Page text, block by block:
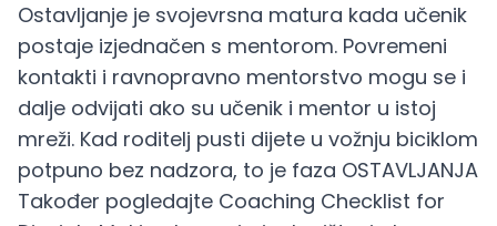
Ostavljanje je svojevrsna matura kada učenik
postaje izjednačen s mentorom. Povremeni
kontakti i ravnopravno mentorstvo mogu se i
dalje odvijati ako su učenik i mentor u istoj
mreži. Kad roditelj pusti dijete u vožnju biciklom
potpuno bez nadzora, to je faza OSTAVLJANJA
Također pogledajte Coaching Checklist for